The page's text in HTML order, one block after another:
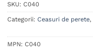
SKU: C040
Categorii: Ceasuri de perete,
MPN: C040